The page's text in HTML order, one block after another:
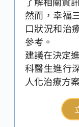
然而，幸福
口狀況和治
參考。
建議在決定
科醫生進行
人化治療方